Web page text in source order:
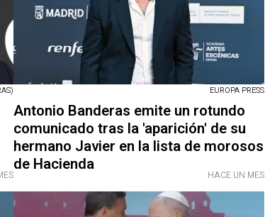
EUROPA PRESS
Antonio Banderas emite un rotundo
comunicado tras la 'aparición' de su
hermano Javier en la lista de morosos
de Hacienda
HACE UN MES